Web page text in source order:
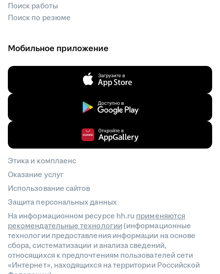
Поиск работы
Поиск по резюме
Мобильное приложение
Этика и комплаенс
Оказание услуг
Использование сайтов
Защита персональных данных
На информационном ресурсе hh.ru применяются
рекомендательные технологии(информационные
технологии предоставления информации на основе
сбора, систематизации и анализа сведений,
относящихся к предпочтениям пользователей сети
«Интернет», находящихся на территории Российской